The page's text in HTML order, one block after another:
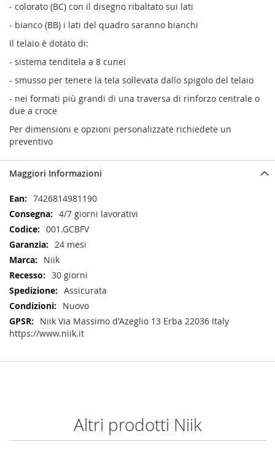
- colorato (BC) con il disegno ribaltato sui lati
- bianco (BB) i lati del quadro saranno bianchi
Il telaio è dotato di:
- sistema tenditela a 8 cunei
- smusso per tenere la tela sollevata dallo spigolo del telaio
- nei formati più grandi di una traversa di rinforzo centrale o
due a croce
Per dimensioni e opzioni personalizzate richiedete un
preventivo
Maggiori Informazioni
Maggiori
Informazioni
7426814981190
4/7 giorni lavorativi
001.GCBFV
24 mesi
Niik
30 giorni
Assicurata
Nuovo
Niik Via Massimo d'Azeglio 13 Erba 22036 Italy
https://www.niik.it
Altri prodotti Niik